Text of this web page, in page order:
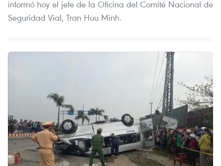
informó hoy el jefe de la Oficina del Comité Nacional de
Seguridad Vial, Tran Huu Minh.